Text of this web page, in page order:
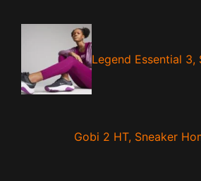
Legend Essential 3,
Gobi 2 HT, Sneaker